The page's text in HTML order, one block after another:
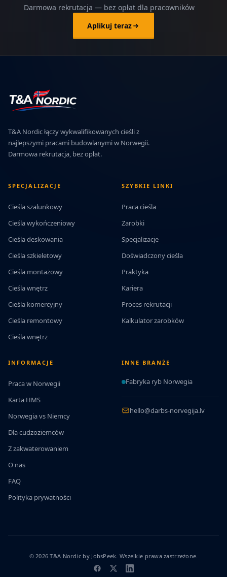
Darmowa rekrutacja — bez opłat dla pracowników
Aplikuj teraz
T&A Nordic łączy wykwalifikowanych cieśli z
najlepszymi pracami budowlanymi w Norwegii.
Darmowa rekrutacja, bez opłat.
SPECJALIZACJE
Cieśla szalunkowy
Cieśla wykończeniowy
Cieśla deskowania
Cieśla szkieletowy
Cieśla montażowy
Cieśla wnętrz
Cieśla komercyjny
Cieśla remontowy
Cieśla wnętrz
SZYBKIE LINKI
Praca cieśla
Zarobki
Specjalizacje
Doświadczony cieśla
Praktyka
Kariera
Proces rekrutacji
Kalkulator zarobków
INFORMACJE
Praca w Norwegii
Karta HMS
Norwegia vs Niemcy
Dla cudzoziemców
Z zakwaterowaniem
O nas
FAQ
Polityka prywatności
INNE BRANŻE
Fabryka ryb Norwegia
hello@darbs-norvegija.lv
© 2026 T&A Nordic by JobsPeek. Wszelkie prawa zastrzeżone.